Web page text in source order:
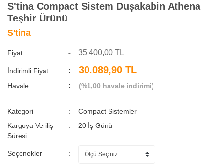
S'tina Compact Sistem Duşakabin Athena
Teşhir Ürünü
S'tina
Fiyat 35.400,00 TL
İndirimli Fiyat 30.089,90 TL
Havale (%1,00 havale indirimi)
Kategori
Compact Sistemler
Kargoya Veriliş
Süresi
20 İş Günü
Seçenekler